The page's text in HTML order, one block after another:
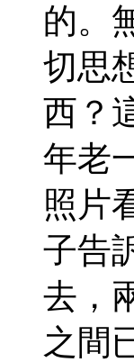
的。
切思
西？
年老
照片
子告
去，
之間